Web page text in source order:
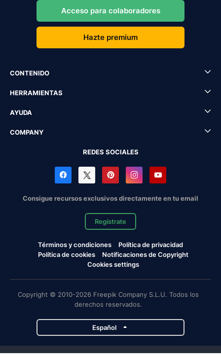
Acceso para colaboradores
Hazte premium
CONTENIDO
HERRAMIENTAS
AYUDA
COMPANY
REDES SOCIALES
Consigue recursos exclusivos directamente en tu email
Regístrate
Términos y condiciones
Política de privacidad
Política de cookies
Notificaciones de Copyright
Cookies settings
Copyright © 2010-2026 Freepik Company S.L.U. Todos los
derechos reservados.
Español